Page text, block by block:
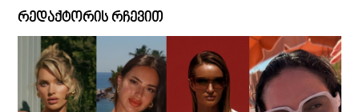
რედაქტორის რჩევით